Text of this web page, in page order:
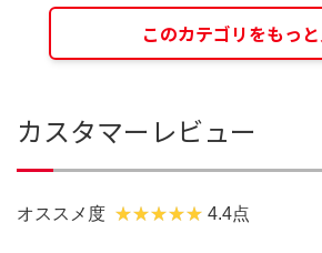
このカテゴリをもっ
カスタマーレビュー
オススメ度 4.4点